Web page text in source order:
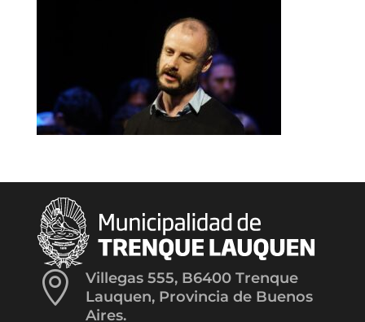

Villegas 555, B6400 Trenque
Lauquen, Provincia de Buenos
Aires.